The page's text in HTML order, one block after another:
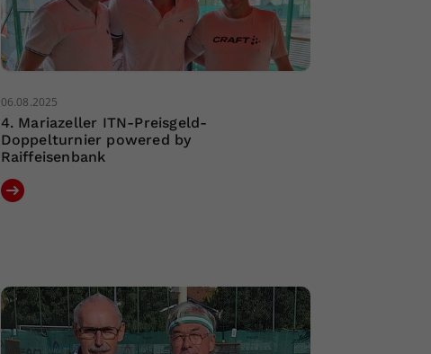
06.08.2025
4. Mariazeller ITN-Preisgeld-
Doppelturnier powered by
Raiffeisenbank